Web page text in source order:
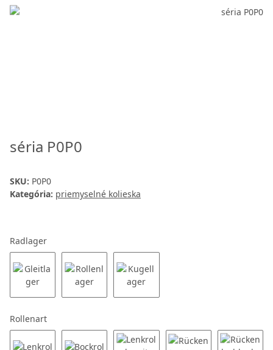
séria P0P0
SKU: P0P0
Kategória: priemyselné kolieska
Radlager
Rollenart